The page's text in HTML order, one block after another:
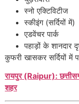
स्नो एक्टिविटीज
स्कीइंग (सर्दियों में)
एडवेंचर पार्क
पहाड़ों के शानदार
कुफरी खासकर सर्दियों में
रायपुर (Raipur):
शहर